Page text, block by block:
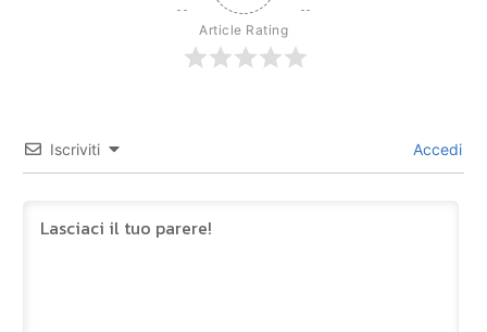
Article Rating
Iscriviti Accedi